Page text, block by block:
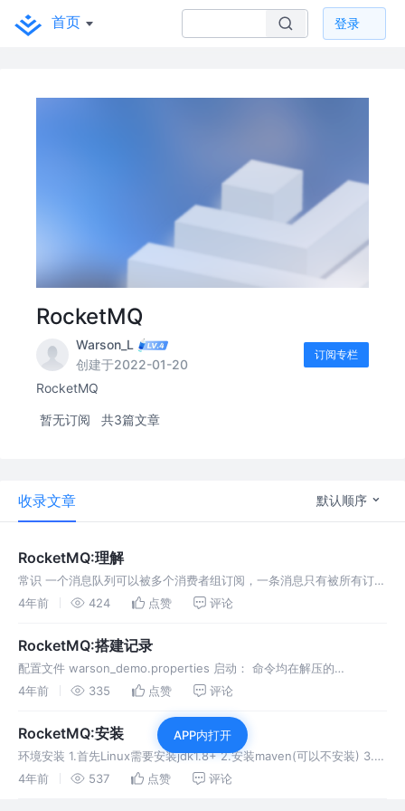
首页 登录
RocketMQ
Warson_L
创建于2022-01-20
订阅专栏
RocketMQ
暂无订阅 共3篇文章
收录文章 默认顺序
RocketMQ:理解
常识 一个消息队列可以被多个消费者组订阅，一条消息只有被所有订阅
它的消费者组消费了，才算被消费成功。 验证 订阅关系的一致性指的
4年前 424 点赞 评论
RocketMQ:搭建记录
配置文件 warson_demo.properties 启动： 命令均在解压的
rocketMQ目录下执行 关闭： debug: 改成公网IP： 查看日志： 依赖
4年前 335 点赞 评论
RocketMQ:安装
环境安装 1.首先Linux需要安装jdk1.8+ 2.安装maven(可以不安装) 3.下
载source-release.zip（去官网下载） 4.我把解压后的rocketmq放在
4年前 537 点赞 评论
APP内打开